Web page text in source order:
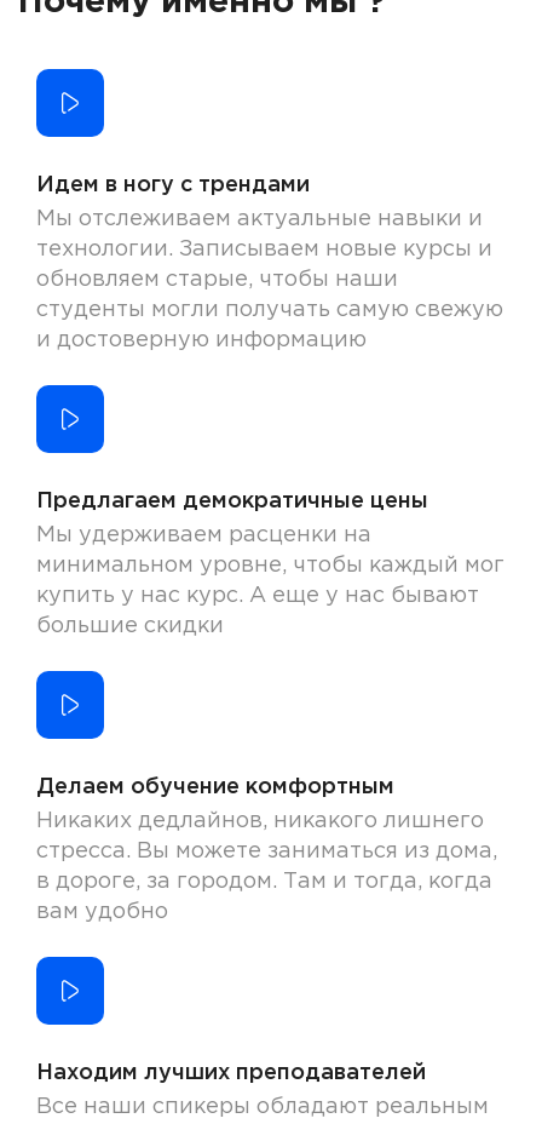
Идем в ногу с трендами
Мы отслеживаем актуальные навыки и
технологии. Записываем новые курсы и
обновляем старые, чтобы наши
студенты могли получать самую свежую
и достоверную информацию
Предлагаем демократичные цены
Мы удерживаем расценки на
минимальном уровне, чтобы каждый мог
купить у нас курс. А еще у нас бывают
большие скидки
Делаем обучение комфортным
Никаких дедлайнов, никакого лишнего
стресса. Вы можете заниматься из дома,
в дороге, за городом. Там и тогда, когда
вам удобно
Находим лучших преподавателей
Все наши спикеры обладают реальным